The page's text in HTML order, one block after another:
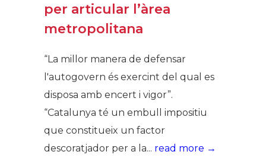
per articular l’àrea
metropolitana
“La millor manera de defensar
l'autogovern és exercint del qual es
disposa amb encert i vigor”.
“Catalunya té un embull impositiu
que constitueix un factor
descoratjador per a la... read more →